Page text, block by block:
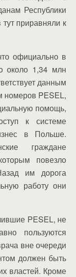
Республики
приравняли к
официально в
около 1,34 млн
данным
номеров PESEL,
помощь,
к системе
в Польше.
граждане
повезло
им дорога
работу они
PESEL, не
пользуются
вне очереди
должен быть
властей. Кроме